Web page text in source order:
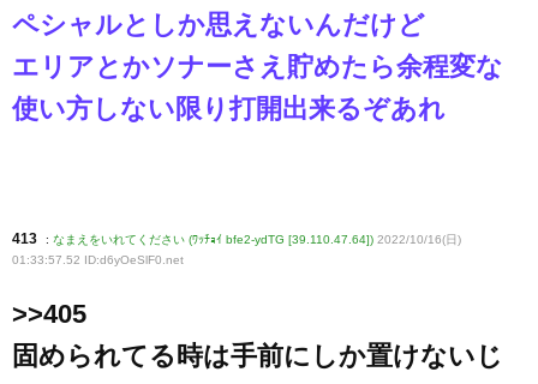
ペシャルとしか思えないんだけど
エリアとかソナーさえ貯めたら余程変な
使い方しない限り打開出来るぞあれ
413 : なまえをいれてください (ﾜｯﾁｮｲ bfe2-ydTG [39.110.47.64]) 2022/10/16(日)
01:33:57.52 ID:d6yOeSlF0 .net
>>405
固められてる時は手前にしか置けないじ